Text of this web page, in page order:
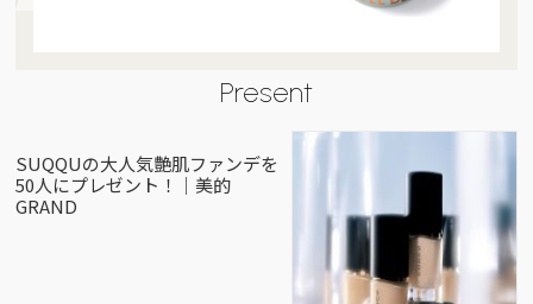
Present
SUQQUの大人気艶肌ファンデを
50人にプレゼント！｜美的
GRAND